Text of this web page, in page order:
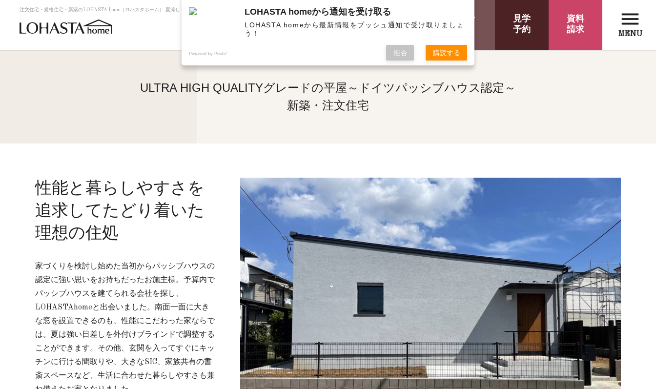
注文住宅・規格住宅・新築のLOHASTA home（ロハスタホーム） 夏涼しく冬暖かい高断熱・高気密の高性能住宅 | ULTRA HIGH QUALITYグレードの平屋～ドイツパッシブハウス認定～
オンライン
相談
見学
予約
資料
請求
menu
MENU
ULTRA HIGH QUALITYグレードの平屋～ドイツパッシブハウス認定～
新築・注文住宅
性能と暮らしやすさを
追求してたどり着いた
理想の住処
家づくりを検討し始めた当初からパッシブハウスの
認定に強い思いをお持ちだったお施主様。予算内で
パッシブハウスを建てられる会社を探し、
LOHASTAhomeと出会いました。南面一面に大き
な窓を設置できるのも、性能にこだわった家ならで
は。夏は強い日差しを外付けブラインドで調整する
ことができます。その他、玄関を入ってすぐにキッ
チンに行ける間取りや、大きなSIC、家族共有の書
斎スペースなど、生活に合わせた暮らしやすさも兼
LOHASTA homeから通知を受け取る
LOHASTA homeから最新情報をプッシュ通知で受け取りましょ
う！
Powered by Push7 拒否 購読する